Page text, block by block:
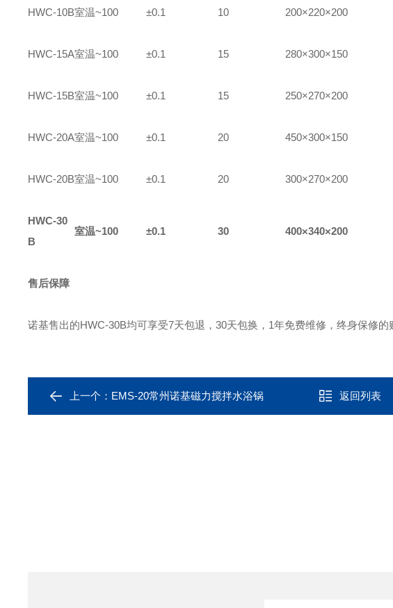
HWC-10B室温~100 ±0.1 10 200×220×200
HWC-15A室温~100 ±0.1 15 280×300×150
HWC-15B室温~100 ±0.1 15 250×270×200
HWC-20A室温~100 ±0.1 20 450×300×150
HWC-20B室温~100 ±0.1 20 300×270×200
HWC-30
B
室温~100 ±0.1 30 400×340×200
售后保障
诺基售出的HWC-30B均可享受7天包退，30天包换，1年免费维修，终身保修的
上一个： EMS-20常州诺基磁力搅拌水浴锅 返回列表